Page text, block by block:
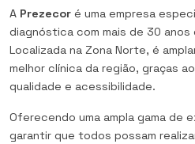
A Prezecor é uma empresa
diagnóstica com mais de 30
Localizada na Zona Norte, é
melhor clínica da região, graças
qualidade e acessibilidade.
Oferecendo uma ampla gama de
garantir que todos possam